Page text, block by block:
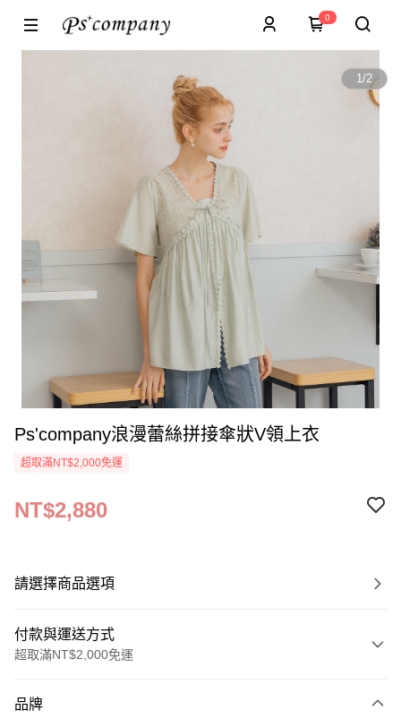
0
1/2
Ps'company浪漫蕾絲拼接傘狀V領上衣
超取滿NT$2,000免運
NT$2,880
請選擇商品選項
付款與運送方式
超取滿NT$2,000免運
信用卡一次付款
品牌